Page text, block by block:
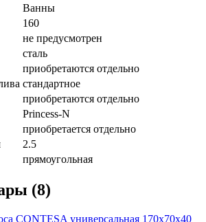
Ванны
160
не предусмотрен
сталь
приобретаются отдельно
стандартное
приобретаются отдельно
Princess-N
приобретается отдельно
2.5
прямоугольная
(8)